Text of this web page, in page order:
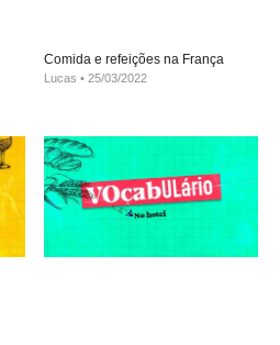
Comida e refeições na França
Lucas 25/03/2022